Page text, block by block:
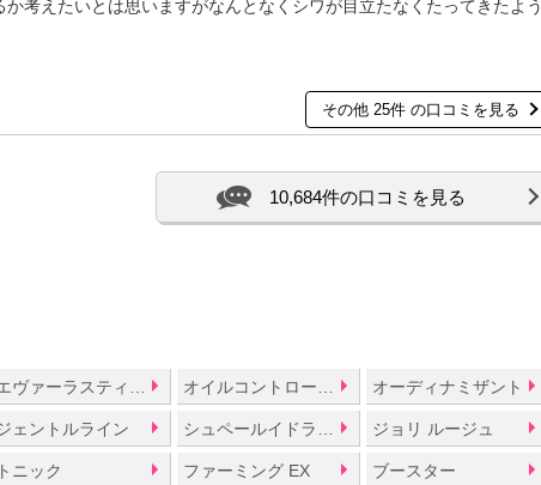
か考えたいとは思いますがなんとなくシワが目立たなくたってきたよう
その他 25件 の口コミを見る
10,684件の口コミを見る
オーディナミザント
ェントルライン ジョリ ルージュ
トニック ファーミング EX ブースター